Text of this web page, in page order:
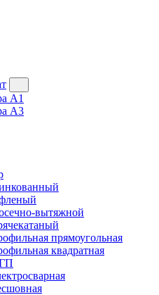
А1
А3
вытяжной
прямоугольная
квадратная